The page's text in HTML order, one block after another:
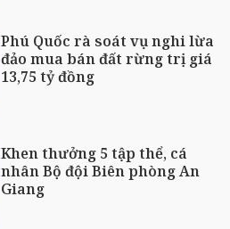
Phú Quốc rà soát vụ nghi lừa
đảo mua bán đất rừng trị giá
13,75 tỷ đồng
Khen thưởng 5 tập thể, cá
nhân Bộ đội Biên phòng An
Giang